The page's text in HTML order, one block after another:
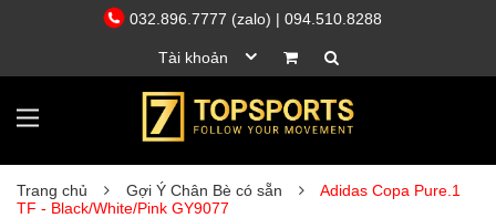
032.896.7777 (zalo) | 094.510.8288
Tài khoản
Trang chủ Gợi Ý Chân Bè có sẵn
Adidas Copa Pure.1
TF - Black/White/Pink GY9077